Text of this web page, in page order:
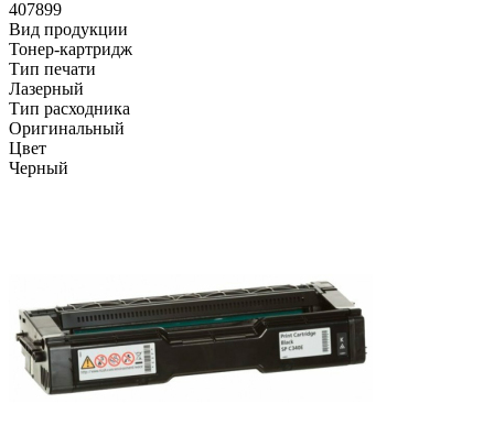
407899
Вид продукции
Тонер-картридж
Тип печати
Лазерный
Тип расходника
Оригинальный
Цвет
Черный